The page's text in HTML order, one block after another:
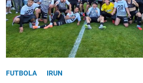
FUTBOLA IRUN